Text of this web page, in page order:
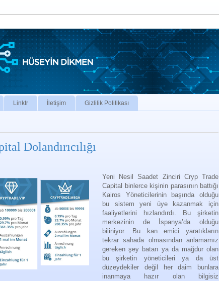
Linktr İletişim Gizlilik Politikası
Dolandırıcılığı
Yeni Nesil Saadet Zinciri Cryp Trade
Capital binlerce kişinin parasının battığı
Kairos Yöneticilerinin başında olduğu
bu sistem yeni üye kazanmak için
faaliyetlerini hızlandırdı. Bu şirketin
merkezinin de İspanya’da olduğu
biliniyor. Bu kan emici yaratıkların
tekrar sahada olmasından anlamamız
gereken şey batan ya da mağdur olan
bu şirketin yöneticileri ya da üst
düzeydekiler değil her daim bunlara
inanmaya hazır olan bilgisiz